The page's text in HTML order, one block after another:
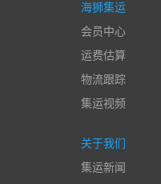
海狮集运
会员中心
运费估算
物流跟踪
集运视频
关于我们
集运新闻